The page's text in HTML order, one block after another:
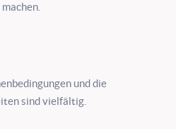
und die
sind vielfältig.